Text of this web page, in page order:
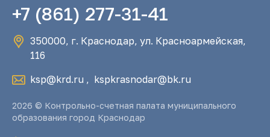
+7 (861) 277-31-41
350000, г. Краснодар, ул. Красноармейская,
116
ksp@krd.ru , kspkrasnodar@bk.ru
2026 © Контрольно-счетная палата муниципального
образования город Краснодар